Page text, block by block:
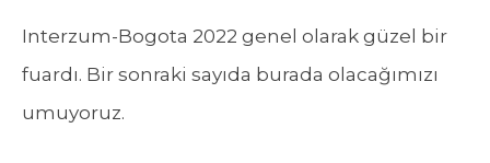
Interzum-Bogota 2022 genel olarak güzel bir
fuardı. Bir sonraki sayıda burada olacağımızı
umuyoruz.